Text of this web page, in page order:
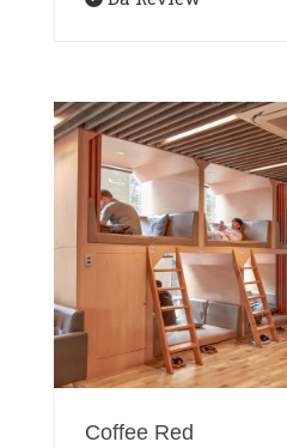
Coffee Red